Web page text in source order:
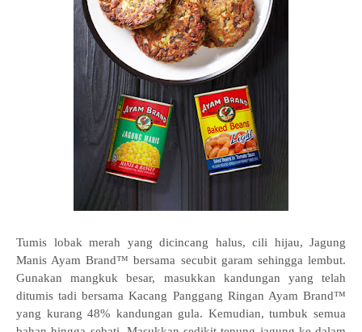
Tumis lobak merah yang dicincang halus, cili hijau, Jagung
Manis Ayam Brand™ bersama secubit garam sehingga lembut.
Gunakan mangkuk besar, masukkan kandungan yang telah
ditumis tadi bersama Kacang Panggang Ringan Ayam Brand™
yang kurang 48% kandungan gula. Kemudian, tumbuk semua